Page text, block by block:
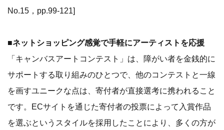
No.15，pp.99-121]
■ネットショッピング感覚で手軽にアーティストを応援
「キャンバスアートコンテスト」は、障がい者を金銭的に
サポートする取り組みのひとつで、他のコンテストと一線
を画すユニークな点は、寄付者が直接選考に携われること
です。ECサイトを通じた寄付者の投票によって入賞作品
を選ぶというスタイルを採用したことにより、多くの方が